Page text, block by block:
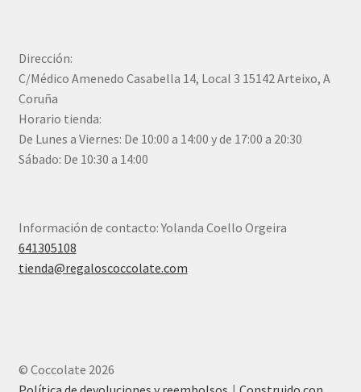
Dirección:
C/Médico Amenedo Casabella 14, Local 3 15142 Arteixo, A
Coruña
Horario tienda:
De Lunes a Viernes: De 10:00 a 14:00 y de 17:00 a 20:30
Sábado: De 10:30 a 14:00
Información de contacto: Yolanda Coello Orgeira
641305108
tienda@regaloscoccolate.com
© Coccolate 2026